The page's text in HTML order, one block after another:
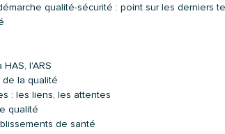
qualité-sécurité : point sur les derniers
l'ARS
la qualité
: les liens, les attentes
qualité
de santé